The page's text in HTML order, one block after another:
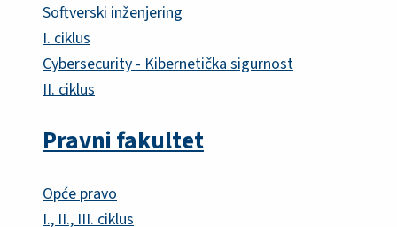
Softverski inženjering
I. ciklus
Cybersecurity - Kibernetička sigurnost
II. ciklus
Pravni fakultet
Opće pravo
I., II., III. ciklus